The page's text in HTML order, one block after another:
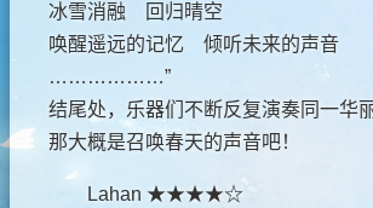
冰雪消融 回归晴空
唤醒遥远的记忆 倾听未来的声音
………………”
结尾处，乐器们不断反复演奏同一华
那大概是召唤春天的声音吧！
Lahan ★★★★☆